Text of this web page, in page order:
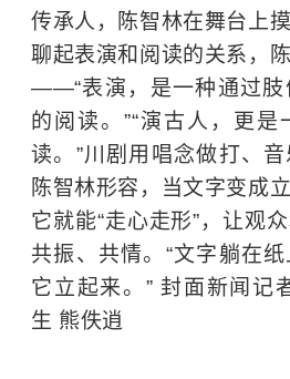
传承人，陈智林在舞台上
聊起表演和阅读的关系，
——“表演，是一种通过肢
的阅读。”“演古人，更是
读。”川剧用唱念做打、音
陈智林形容，当文字变成
它就能“走心走形”，让观
共振、共情。“文字躺在
它立起来。” 封面新闻记
生 熊佚逍